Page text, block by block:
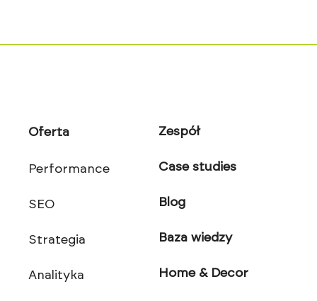
Oferta
Performance
SEO
Strategia
Analityka
Zespół
Case studies
Blog
Baza wiedzy
Home & Decor